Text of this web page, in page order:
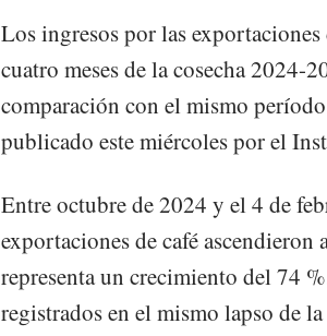
Los ingresos por las
cuatro meses de la cosecha 2024-
comparación con el mismo
publicado este miércoles por el
Entre octubre de 2024 y el 4 de
exportaciones de café
representa un crecimiento del 74
registrados en el mismo lapso de